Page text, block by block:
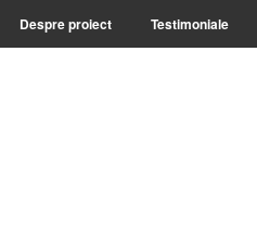
Despre proiect Testimoniale